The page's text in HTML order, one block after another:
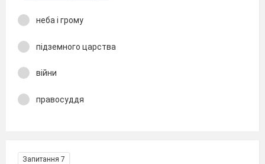
неба і грому
підземного царства
війни
правосуддя
Запитання 7